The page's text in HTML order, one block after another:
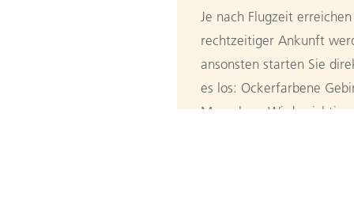
Je nach Flugzeit
rechtzeitiger Ankunft
ansonsten starten Sie
es los: Ockerfarbene
Menschen. Wir